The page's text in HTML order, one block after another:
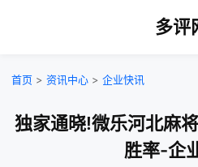
多评
首页 > 资讯中心 > 企业快讯
独家通晓!微乐河北麻
胜率-企